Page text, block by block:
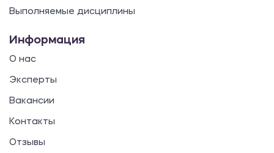
Выполняемые дисциплины
Информация
О нас
Эксперты
Вакансии
Контакты
Отзывы